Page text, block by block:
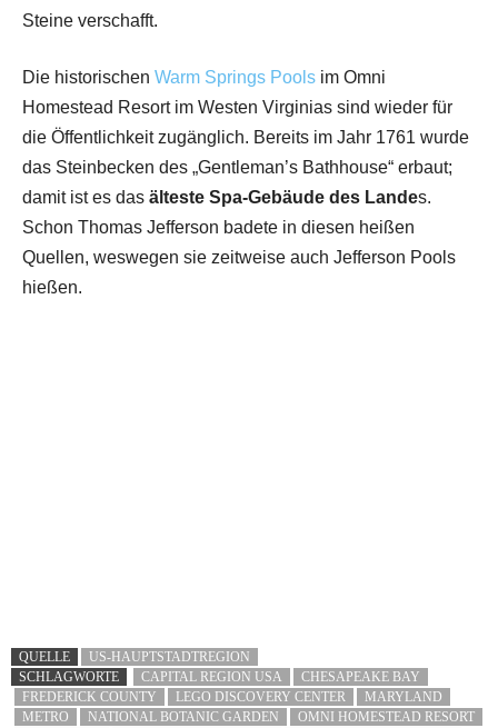
Steine verschafft.
Die historischen Warm Springs Pools im Omni
Homestead Resort im Westen Virginias sind wieder für
die Öffentlichkeit zugänglich. Bereits im Jahr 1761 wurde
das Steinbecken des „Gentleman’s Bathhouse“ erbaut;
damit ist es das älteste Spa-Gebäude des Landes.
Schon Thomas Jefferson badete in diesen heißen
Quellen, weswegen sie zeitweise auch Jefferson Pools
hießen.
QUELLE
US-HAUPTSTADTREGION
SCHLAGWORTE
CAPITAL REGION USA
CHESAPEAKE BAY
FREDERICK COUNTY
LEGO DISCOVERY CENTER
MARYLAND
METRO
NATIONAL BOTANIC GARDEN
OMNI HOMESTEAD RESORT